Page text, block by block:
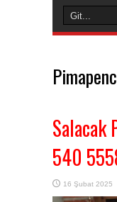
Salacak
540
16 Şubat 2025